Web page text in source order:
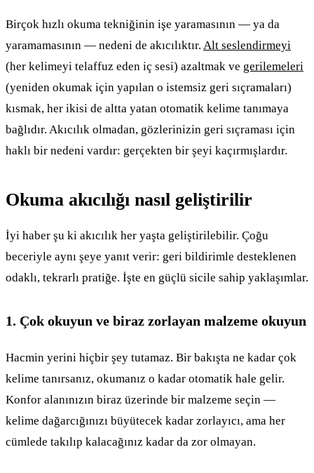
Birçok hızlı okuma tekniğinin işe yaramasının — ya da
yaramamasının — nedeni de akıcılıktır. Alt seslendirmeyi
(her kelimeyi telaffuz eden iç sesi) azaltmak ve gerilemeleri
(yeniden okumak için yapılan o istemsiz geri sıçramaları)
kısmak, her ikisi de altta yatan otomatik kelime tanımaya
bağlıdır. Akıcılık olmadan, gözlerinizin geri sıçraması için
haklı bir nedeni vardır: gerçekten bir şeyi kaçırmışlardır.
Okuma akıcılığı nasıl geliştirilir
İyi haber şu ki akıcılık her yaşta geliştirilebilir. Çoğu
beceriyle aynı şeye yanıt verir: geri bildirimle desteklenen
odaklı, tekrarlı pratiğe. İşte en güçlü sicile sahip yaklaşımlar.
1. Çok okuyun ve biraz zorlayan malzeme okuyun
Hacmin yerini hiçbir şey tutamaz. Bir bakışta ne kadar çok
kelime tanırsanız, okumanız o kadar otomatik hale gelir.
Konfor alanınızın biraz üzerinde bir malzeme seçin —
kelime dağarcığınızı büyütecek kadar zorlayıcı, ama her
cümlede takılıp kalacağınız kadar da zor olmayan.